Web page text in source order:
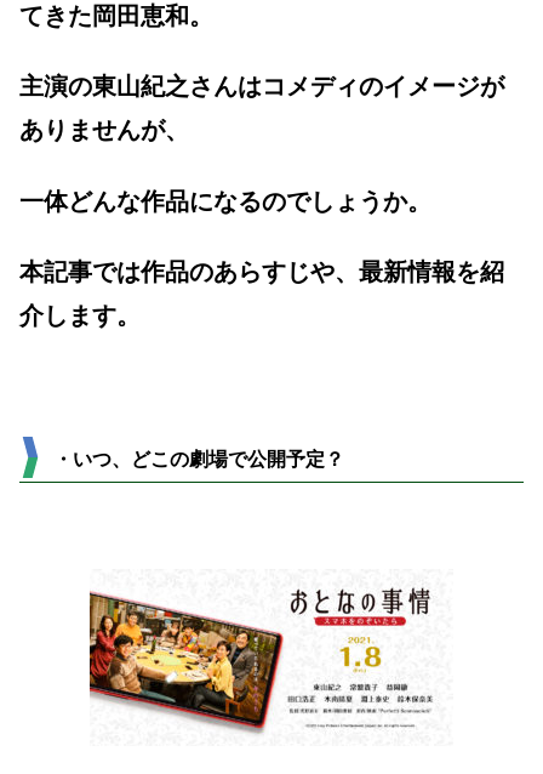
てきた岡田恵和。
主演の東山紀之さんはコメディのイメージが
ありませんが、
一体どんな作品になるのでしょうか。
本記事では作品のあらすじや、最新情報を紹
介します。
・いつ、どこの劇場で公開予定？